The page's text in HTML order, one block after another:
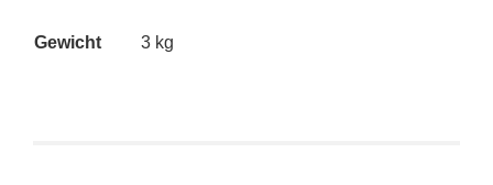
Gewicht 3 kg